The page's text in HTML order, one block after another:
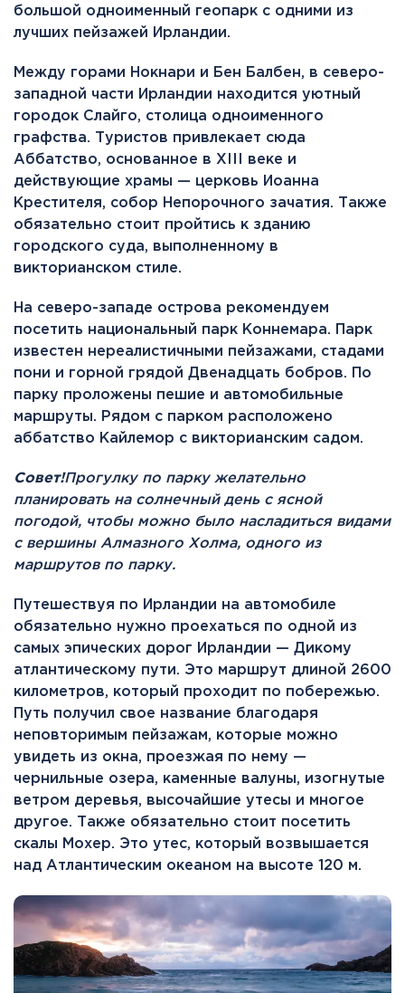
большой одноименный геопарк с одними из
лучших пейзажей Ирландии.
Между горами Нокнари и Бен Балбен, в северо-
западной части Ирландии находится уютный
городок Слайго, столица одноименного
графства. Туристов привлекает сюда
Аббатство, основанное в XIII веке и
действующие храмы — церковь Иоанна
Крестителя, собор Непорочного зачатия. Также
обязательно стоит пройтись к зданию
городского суда, выполненному в
викторианском стиле.
На северо-западе острова рекомендуем
посетить национальный парк Коннемара. Парк
известен нереалистичными пейзажами, стадами
пони и горной грядой Двенадцать бобров. По
парку проложены пешие и автомобильные
маршруты. Рядом с парком расположено
аббатство Кайлемор с викторианским садом.
Совет!Прогулку по парку желательно
планировать на солнечный день с ясной
погодой, чтобы можно было насладиться видами
с вершины Алмазного Холма, одного из
маршрутов по парку.
Путешествуя по Ирландии на автомобиле
обязательно нужно проехаться по одной из
самых эпических дорог Ирландии — Дикому
атлантическому пути. Это маршрут длиной 2600
километров, который проходит по побережью.
Путь получил свое название благодаря
неповторимым пейзажам, которые можно
увидеть из окна, проезжая по нему —
чернильные озера, каменные валуны, изогнутые
ветром деревья, высочайшие утесы и многое
другое. Также обязательно стоит посетить
скалы Мохер. Это утес, который возвышается
над Атлантическим океаном на высоте 120 м.